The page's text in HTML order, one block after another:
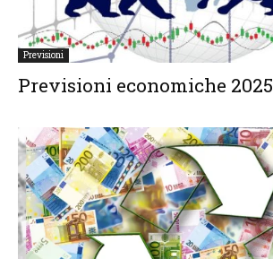
Previsioni
Previsioni economiche 2025